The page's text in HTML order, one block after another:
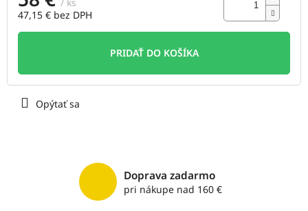
47,15 € bez DPH
Jednotková
PRIDAŤ DO KOŠÍKA
Opýtať sa
Doprava zadarmo
pri nákupe nad 160 €